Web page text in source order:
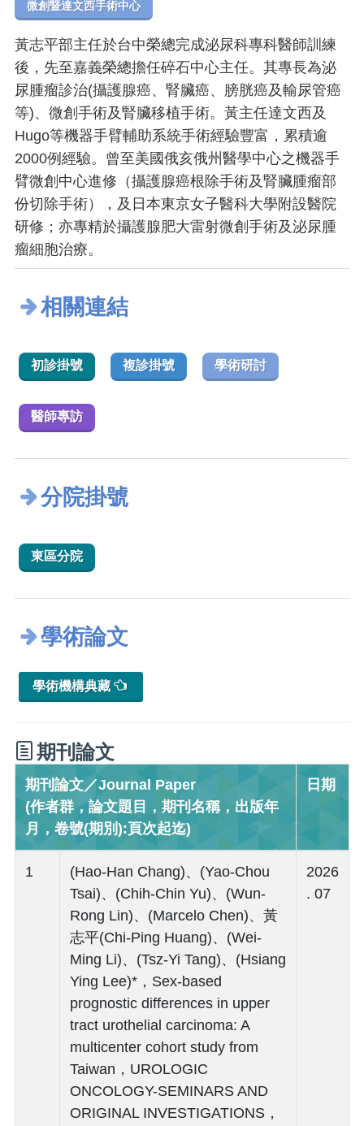
微創暨達文西手術中心
黃志平部主任於台中榮總完成泌尿科專科醫師訓練
後，先至嘉義榮總擔任碎石中心主任。其專長為泌
尿腫瘤診治(攝護腺癌、腎臟癌、膀胱癌及輸尿管癌
等)、微創手術及腎臟移植手術。黃主任達文西及
Hugo等機器手臂輔助系統手術經驗豐富，累積逾
2000例經驗。曾至美國俄亥俄州醫學中心之機器手
臂微創中心進修（攝護腺癌根除手術及腎臟腫瘤部
份切除手術），及日本東京女子醫科大學附設醫院
研修；亦專精於攝護腺肥大雷射微創手術及泌尿腫
瘤細胞治療。
相關連結
初診掛號 複診掛號 學術研討
醫師專訪
分院掛號
東區分院
學術論文
學術機構典藏
期刊論文
期刊論文／Journal Paper
(作者群，論文題目，期刊名稱，出版年
月，卷號(期別):頁次起迄)
日期
1
(Hao-Han Chang)、(Yao-Chou
Tsai)、(Chih-Chin Yu)、(Wun-
Rong Lin)、(Marcelo Chen)、黃
志平(Chi-Ping Huang)、(Wei-
Ming Li)、(Tsz-Yi Tang)、(Hsiang
Ying Lee)*，Sex-based
prognostic differences in upper
tract urothelial carcinoma: A
multicenter cohort study from
Taiwan，UROLOGIC
ONCOLOGY-SEMINARS AND
ORIGINAL INVESTIGATIONS，
2026
. 07